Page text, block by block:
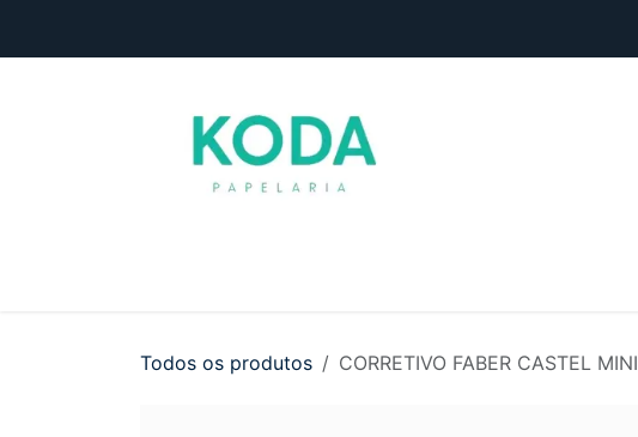
Todos os produtos CORRETIVO FABER CASTEL MINI